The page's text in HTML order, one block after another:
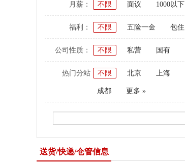
月薪： 不限 面议 1000以下
福利： 不限 五险一金 包住
公司性质： 不限 私营 国有
热门分站 不限 北京 上海
成都 更多 »
送货/快递/仓管信息